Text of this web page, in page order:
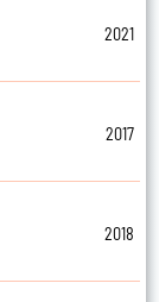
2021
2017
2018